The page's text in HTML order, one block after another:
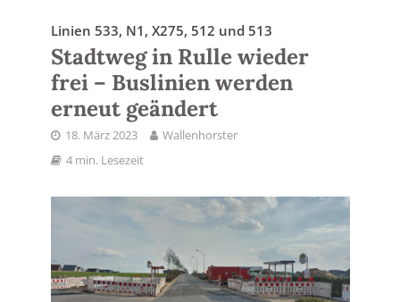
Linien 533, N1, X275, 512 und 513
Stadtweg in Rulle wieder
frei – Buslinien werden
erneut geändert
18. März 2023
Wallenhorster
4 min. Lesezeit